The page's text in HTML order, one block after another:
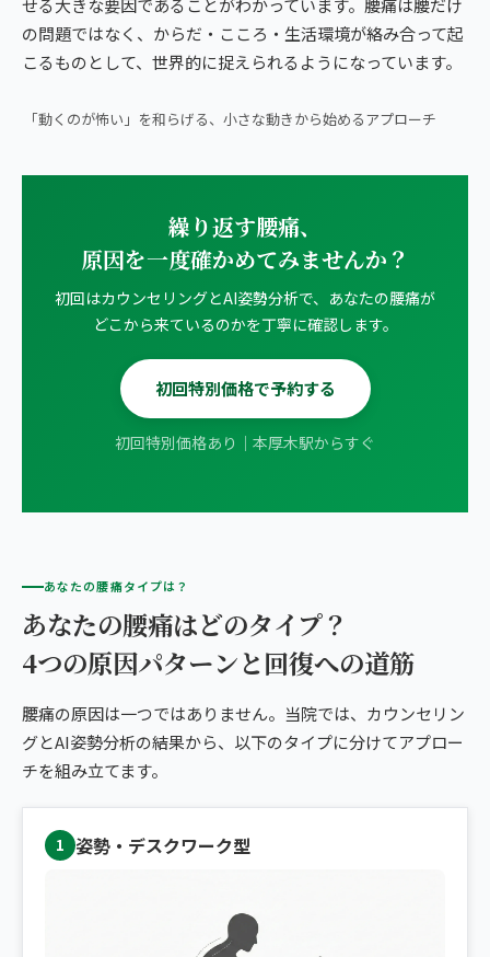
せる大きな要因であることがわかっています。腰痛は腰だけ
の問題ではなく、からだ・こころ・生活環境が絡み合って起
こるものとして、世界的に捉えられるようになっています。
▶ 朝ベッドで1分｜腰痛・ヘルニアの方向けストレッチ
「動くのが怖い」を和らげる、小さな動きから始めるアプローチ
繰り返す腰痛、
原因を一度確かめてみませんか？
初回はカウンセリングとAI姿勢分析で、あなたの腰痛が
どこから来ているのかを丁寧に確認します。
初回特別価格で予約する
初回特別価格あり｜本厚木駅からすぐ
あなたの腰痛タイプは？
あなたの腰痛はどのタイプ？
4つの原因パターンと回復への道筋
腰痛の原因は一つではありません。当院では、カウンセリン
グとAI姿勢分析の結果から、以下のタイプに分けてアプロー
チを組み立てます。
1 姿勢・デスクワーク型